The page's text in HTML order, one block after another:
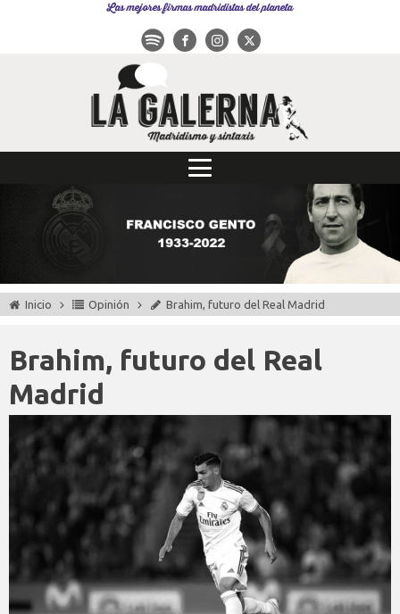
Las mejores firmas madridistas del planeta
Inicio Opinión Brahim, futuro del Real Madrid
Brahim, futuro del Real
Madrid